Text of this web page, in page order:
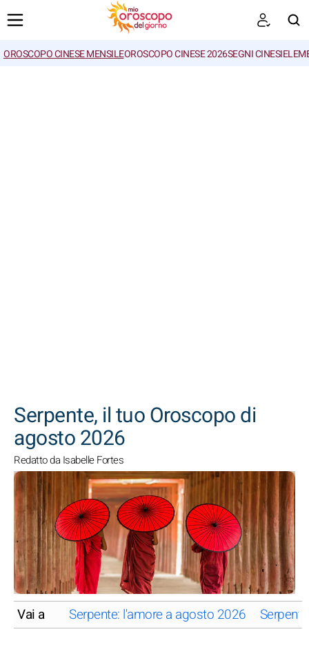
OROSCOPO CINESE MENSILEOROSCOPO CINESE 2026SEGNI CINESI
Serpente, il tuo Oroscopo di
agosto 2026
Redatto da Isabelle Fortes
Vai a Serpente: l'amore a agosto 2026